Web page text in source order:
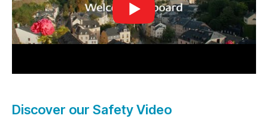
Discover our Safety Video